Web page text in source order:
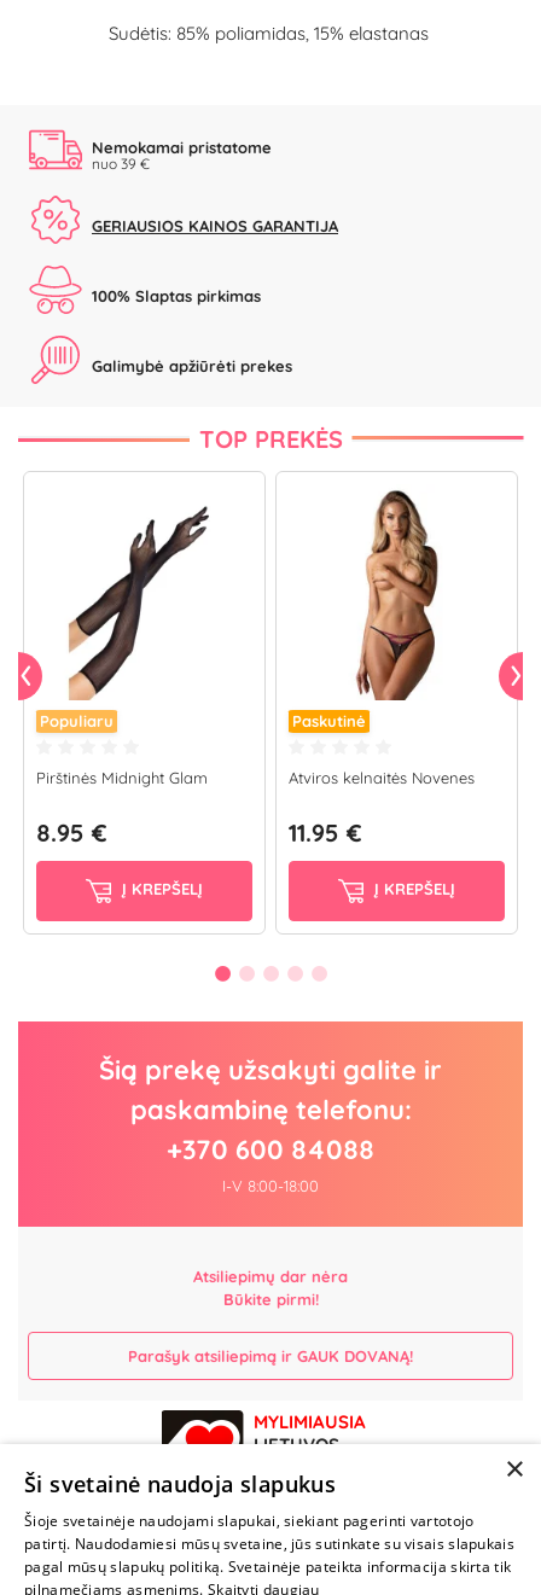
Sudėtis: 85% poliamidas, 15% elastanas
Nemokamai pristatome
nuo 39 €
GERIAUSIOS KAINOS GARANTIJA
100% Slaptas pirkimas
Galimybė apžiūrėti prekes
TOP PREKĖS
Populiaru
Pirštinės Midnight Glam
8.95 €
Į KREPŠELĮ
Paskutinė
Atviros kelnaitės Novenes
11.95 €
Į KREPŠELĮ
Šią prekę užsakyti galite ir
paskambinę telefonu:
+370 600 84088
I-V 8:00-18:00
Atsiliepimų dar nėra
Būkite pirmi!
Parašyk atsiliepimą ir GAUK DOVANĄ!
MYLIMIAUSIA
LIETUVOS
PARDUOTUVĖ
NENUSTOK
ŽAISTI
×
Ši svetainė naudoja slapukus
Šioje svetainėje naudojami slapukai, siekiant pagerinti vartotojo
patirtį. Naudodamiesi mūsų svetaine, jūs sutinkate su visais slapukais
pagal mūsų slapukų politiką. Svetainėje pateikta informacija skirta tik
pilnamečiams asmenims. Skaityti daugiau